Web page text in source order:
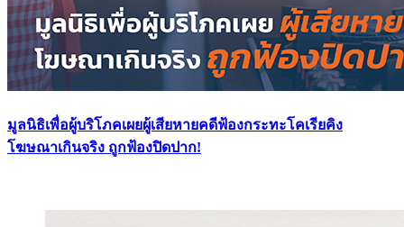
มูลนิธิเพื่อผู้บริโภคเผยผู้เสียหายคดีฟ้องกระทะโคเรียคิง
โฆษณาเกินจริง ถูกฟ้องปิดปาก!